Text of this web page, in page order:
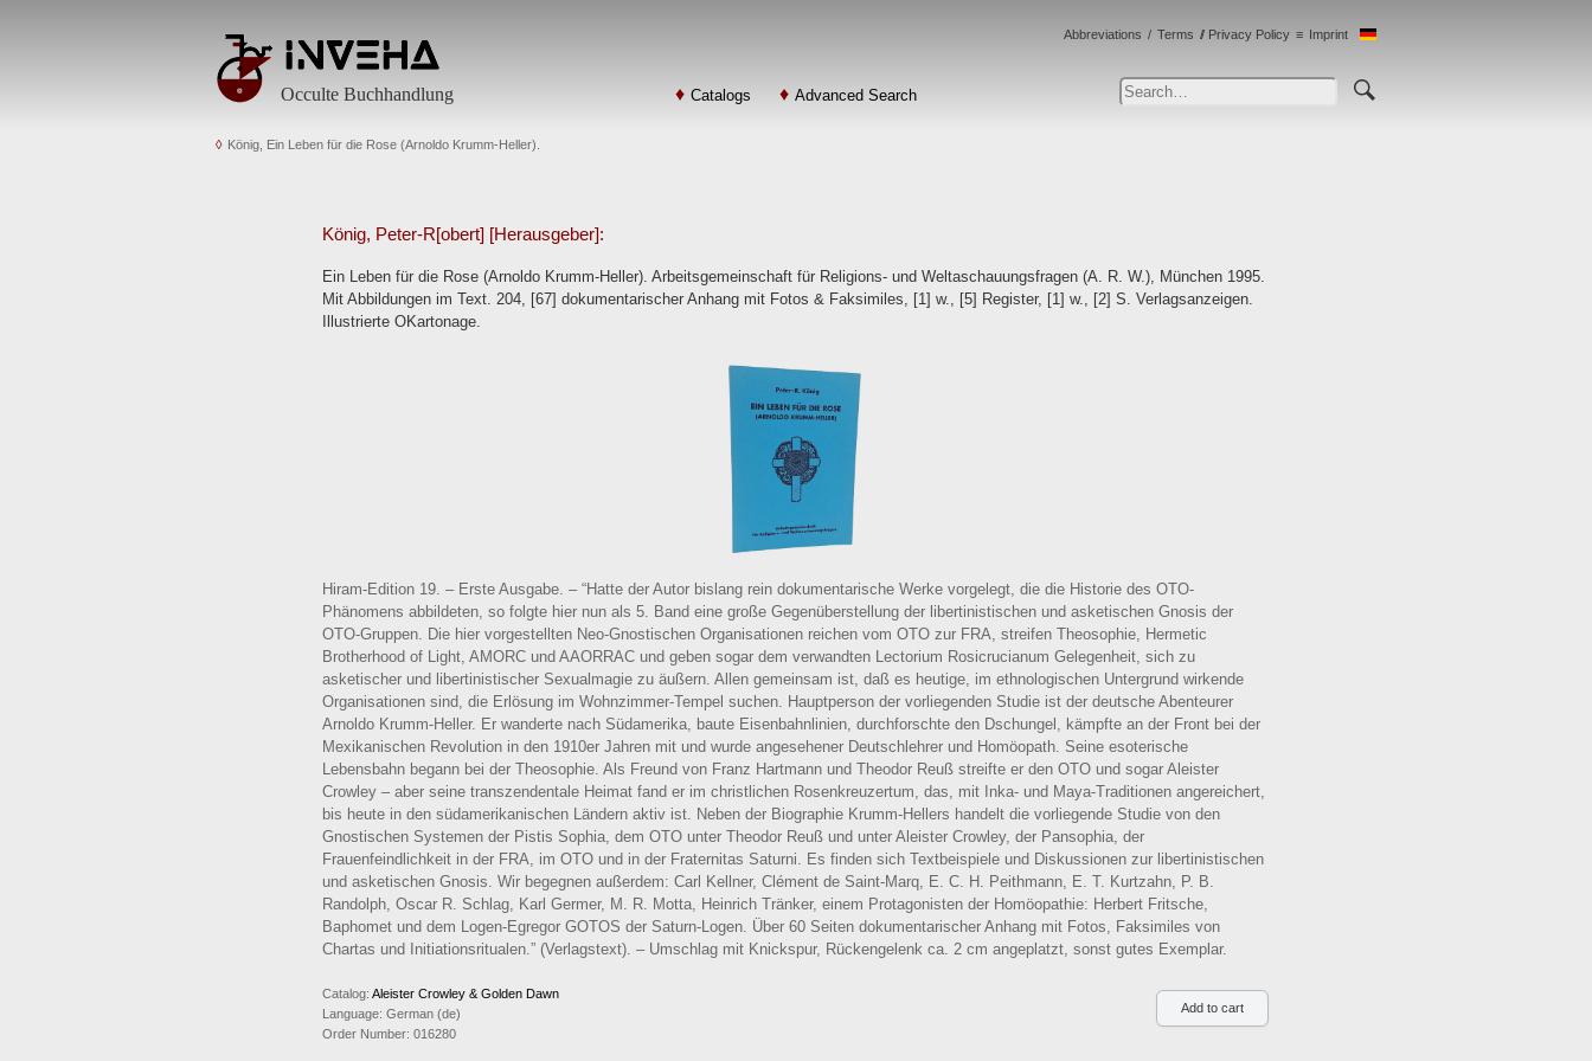
Occulte Buchhandlung Catalogs Advanced Search
Abbreviations Terms Privacy Policy Imprint
König, Ein Leben für die Rose (Arnoldo Krumm-Heller).
König, Peter-R[obert] [Herausgeber]:
Ein Leben für die Rose (Arnoldo Krumm-Heller). Arbeitsgemeinschaft für Religions- und Weltaschauungsfragen (A. R. W.), München 1995.
Mit Abbildungen im Text. 204, [67] dokumentarischer Anhang mit Fotos & Faksimiles, [1] w., [5] Register, [1] w., [2] S. Verlagsanzeigen.
Illustrierte OKartonage.
Hiram-Edition 19. – Erste Ausgabe. – “Hatte der Autor bislang rein dokumentarische Werke vorgelegt, die die Historie des OTO-
Phänomens abbildeten, so folgte hier nun als 5. Band eine große Gegenüberstellung der libertinistischen und asketischen Gnosis der
OTO-Gruppen. Die hier vorgestellten Neo-Gnostischen Organisationen reichen vom OTO zur FRA, streifen Theosophie, Hermetic
Brotherhood of Light, AMORC und AAORRAC und geben sogar dem verwandten Lectorium Rosicrucianum Gelegenheit, sich zu
asketischer und libertinistischer Sexualmagie zu äußern. Allen gemeinsam ist, daß es heutige, im ethnologischen Untergrund wirkende
Organisationen sind, die Erlösung im Wohnzimmer-Tempel suchen. Hauptperson der vorliegenden Studie ist der deutsche Abenteurer
Arnoldo Krumm-Heller. Er wanderte nach Südamerika, baute Eisenbahnlinien, durchforschte den Dschungel, kämpfte an der Front bei der
Mexikanischen Revolution in den 1910er Jahren mit und wurde angesehener Deutschlehrer und Homöopath. Seine esoterische
Lebensbahn begann bei der Theosophie. Als Freund von Franz Hartmann und Theodor Reuß streifte er den OTO und sogar Aleister
Crowley – aber seine transzendentale Heimat fand er im christlichen Rosenkreuzertum, das, mit Inka- und Maya-Traditionen angereichert,
bis heute in den südamerikanischen Ländern aktiv ist. Neben der Biographie Krumm-Hellers handelt die vorliegende Studie von den
Gnostischen Systemen der Pistis Sophia, dem OTO unter Theodor Reuß und unter Aleister Crowley, der Pansophia, der
Frauenfeindlichkeit in der FRA, im OTO und in der Fraternitas Saturni. Es finden sich Textbeispiele und Diskussionen zur libertinistischen
und asketischen Gnosis. Wir begegnen außerdem: Carl Kellner, Clément de Saint-Marq, E. C. H. Peithmann, E. T. Kurtzahn, P. B.
Randolph, Oscar R. Schlag, Karl Germer, M. R. Motta, Heinrich Tränker, einem Protagonisten der Homöopathie: Herbert Fritsche,
Baphomet und dem Logen-Egregor GOTOS der Saturn-Logen. Über 60 Seiten dokumentarischer Anhang mit Fotos, Faksimiles von
Chartas und Initiationsritualen.” (Verlagstext). – Umschlag mit Knickspur, Rückengelenk ca. 2 cm angeplatzt, sonst gutes Exemplar.
Catalog: Aleister Crowley & Golden Dawn
Language: German (de)
Order Number: 016280